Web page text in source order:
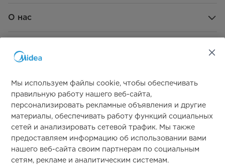
О нас
Свяжитесь с нами
Мы используем файлы cookie, чтобы обеспечивать
правильную работу нашего веб-сайта,
персонализировать рекламные объявления и другие
материалы, обеспечивать работу функций социальных
сетей и анализировать сетевой трафик. Мы также
предоставляем информацию об использовании вами
нашего веб-сайта своим партнерам по социальным
сетям, рекламе и аналитическим системам.